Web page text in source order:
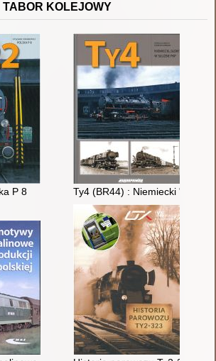
TABOR KOLEJOWY
P 8 Ty4 (BR44) : Niemiecki "Słoń"